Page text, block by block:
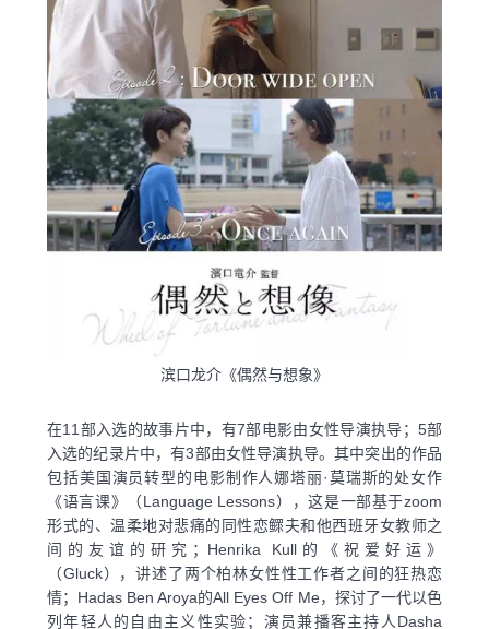
滨口龙介《偶然与想象》
在11部入选的故事片中，有7部电影由女性导演执导；5部
入选的纪录片中，有3部由女性导演执导。其中突出的作品
包括美国演员转型的电影制作人娜塔丽·莫瑞斯的处女作
《语言课》（Language Lessons），这是一部基于zoom
形式的、温柔地对悲痛的同性恋鳏夫和他西班牙女教师之
间的友谊的研究；Henrika Kull的《祝爱好运》
（Gluck），讲述了两个柏林女性性工作者之间的狂热恋
情；Hadas Ben Aroya的All Eyes Off Me，探讨了一代以色
列年轻人的自由主义性实验；演员兼播客主持人Dasha